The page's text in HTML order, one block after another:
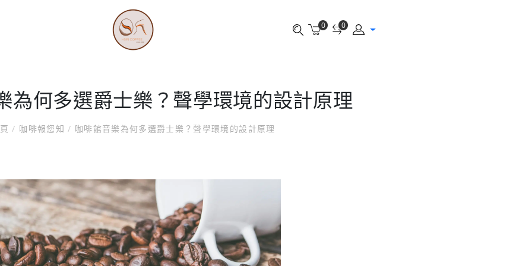
0 0
為何多選爵士樂？聲學環境的設計原理
/ 咖啡報您知/ 咖啡館音樂為何多選爵士樂？聲學環境的設計原理